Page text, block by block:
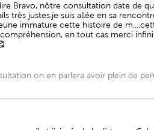
Bravo, nôtre consultation date de
très justes.je suis allée en sa
immature cette histoire de
en tout cas merci
on en parlera avoir plein de